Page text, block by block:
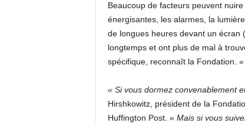
Beaucoup de facteurs peuvent
énergisantes, les alarmes, la
de longues heures devant un
longtemps et ont plus de mal à
spécifique, reconnaît la Fondation. «
« Si vous dormez convenablement
Hirshkowitz, président de la
Huffington Post. « Mais si vous